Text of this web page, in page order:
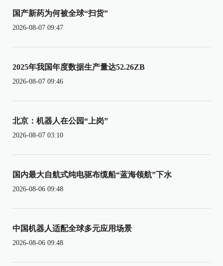
国产新药为何被全球“扫货”
2026-08-07 09:47
2025年我国年度数据生产量达52.26ZB
2026-08-07 09:46
北京：机器人在公园“上岗”
2026-08-07 03:10
国内最大自航式纯电驱布缆船“蓝海领航”下水
2026-08-06 09:48
中国机器人适配全球多元应用场景
2026-08-06 09:48